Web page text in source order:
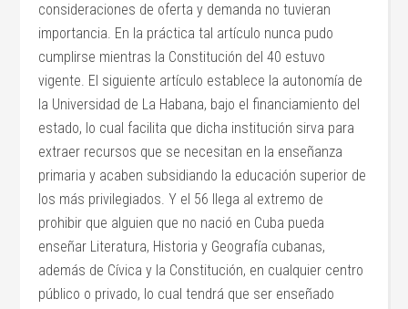
consideraciones de oferta y demanda no tuvieran
importancia. En la práctica tal artículo nunca pudo
cumplirse mientras la Constitución del 40 estuvo
vigente. El siguiente artículo establece la autonomía de
la Universidad de La Habana, bajo el financiamiento del
estado, lo cual facilita que dicha institución sirva para
extraer recursos que se necesitan en la enseñanza
primaria y acaben subsidiando la educación superior de
los más privilegiados. Y el 56 llega al extremo de
prohibir que alguien que no nació en Cuba pueda
enseñar Literatura, Historia y Geografía cubanas,
además de Cívica y la Constitución, en cualquier centro
público o privado, lo cual tendrá que ser enseñado